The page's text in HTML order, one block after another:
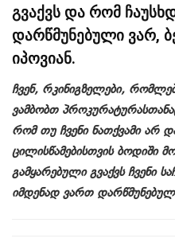
გვაქვს და რომ
დარწმუნებული ვარ,
იპოვიან.
ჩვენ, რკინიგზელები,
ვამბობთ
რომ თუ ჩვენი ნათქვამი არ
ცილისწამებისთვის ბოდიში
გამყარებული გვაქვს ჩვენი
იმდენად ვართ